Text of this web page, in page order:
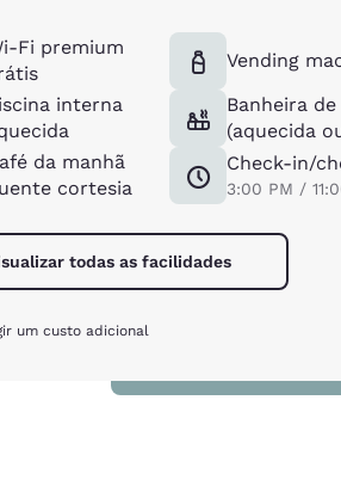
Fi premium
interna
da manhã
cortesia
Vending
Banheira
(aquecida
Check-in/
3:00 PM /
todas as facilidades
um custo adicional